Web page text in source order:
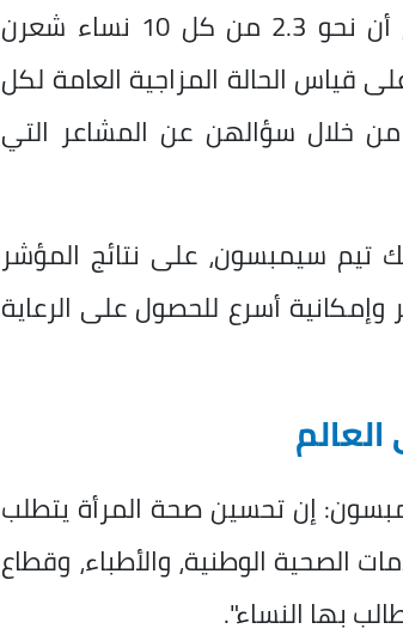
وأظهرت نتائج البيانات التي ظهرت هذا الأسبوع أن نحو 2.3 من كل 10 نساء شعرن
قياس الحالة المزاجية العامة لكل
خلال سؤالهن عن المشاعر التي
تيم سيمبسون، على نتائج المؤشر
أسرع للحصول على الرعاية
إن تحسين صحة المرأة يتطلب
الصحية الوطنية، والأطباء، وقطاع
بها النساء".